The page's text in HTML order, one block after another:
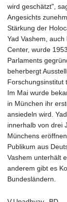
wird geschätzt",
Angesichts
Stärkung der
Yad Vashem,
Center, wurde
Parlaments
beherbergt
Forschungsinstitut
Im Mai wurde
in München ihr
ansiedeln wird.
innerhalb von drei
Münchens
Publikum aus
Vashem unterhält
anderem gibt es
Bundesländern.